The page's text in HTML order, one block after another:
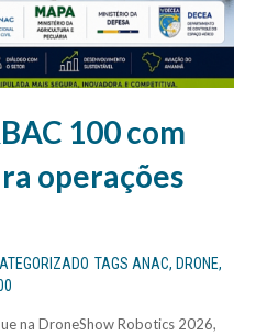
100 com
operações
TAGS ANAC, DRONE,
na DroneShow Robotics 2026,